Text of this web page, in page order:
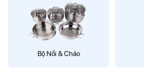
Bộ Nồi & Chảo